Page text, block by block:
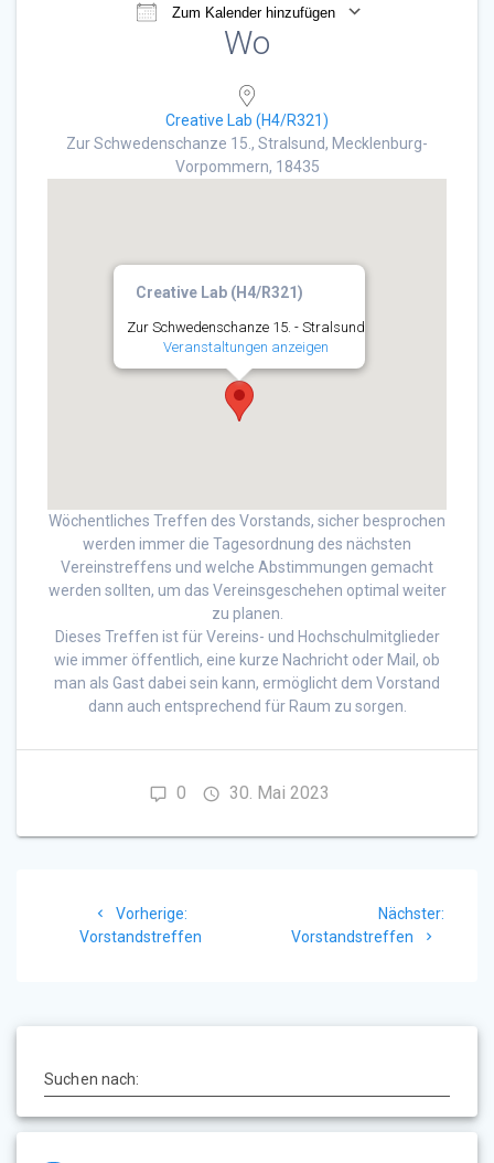
Zum Kalender hinzufügen
ICS herunterladenWo
Creative Lab (H4/R321)
Zur Schwedenschanze 15., Stralsund, Mecklenburg-
Vorpommern, 18435
Creative Lab (H4/R321)
Zur Schwedenschanze 15. - Stralsund
Veranstaltungen anzeigen
Wöchentliches Treffen des Vorstands, sicher besprochen
werden immer die Tagesordnung des nächsten
Vereinstreffens und welche Abstimmungen gemacht
werden sollten, um das Vereinsgeschehen optimal weiter
zu planen.
Dieses Treffen ist für Vereins- und Hochschulmitglieder
wie immer öffentlich, eine kurze Nachricht oder Mail, ob
man als Gast dabei sein kann, ermöglicht dem Vorstand
dann auch entsprechend für Raum zu sorgen.
0 30. Mai 2023
Vorherige:
Beitrag:
Vorstandstreffen
Nächster:
Vorstandstreffen
Suchen nach: